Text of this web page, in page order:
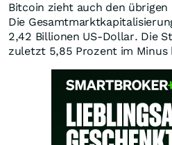
Bitcoin zieht auch den
Die
2,42 Billionen US-Dollar. Die
zuletzt 5,85 Prozent im Minus